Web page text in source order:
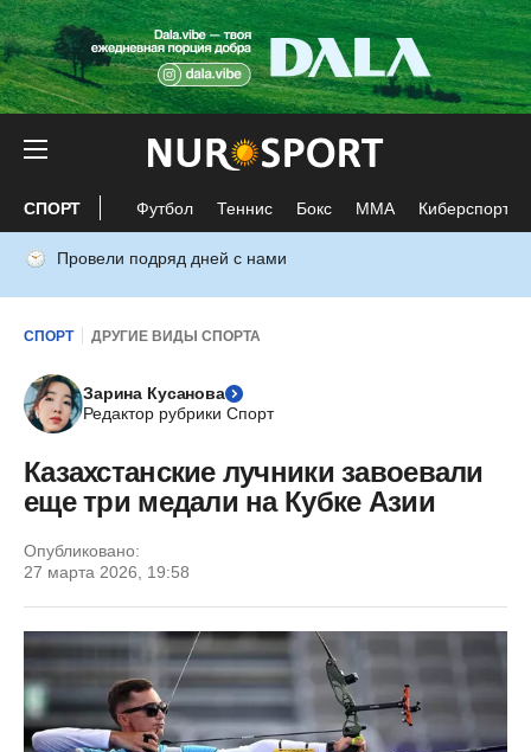
СПОРТ Футбол Теннис Бокс ММА Киберспорт
Провели подряд дней с нами
СПОРТ ДРУГИЕ ВИДЫ СПОРТА
Зарина Кусанова
Редактор рубрики Спорт
Казахстанские лучники завоевали
еще три медали на Кубке Азии
Опубликовано:
27 марта 2026, 19:58